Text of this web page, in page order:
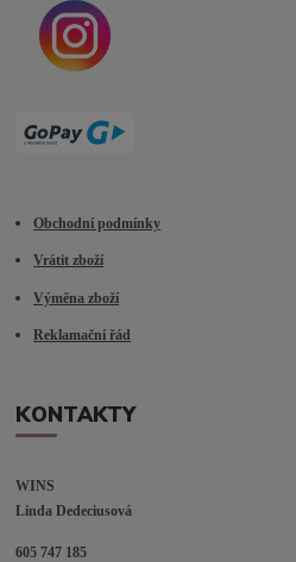
Obchodní podmínky
Vrátit zboží
Výměna zboží
Reklamační řád
KONTAKTY
WINS
Linda Dedeciusová
605 747 185